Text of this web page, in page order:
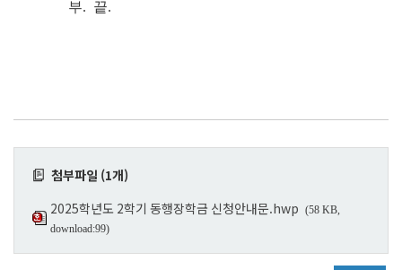
부. 끝.
첨부파일 (1개)
2025학년도 2학기 동행장학금 신청안내문.hwp (58 KB,
download:99)